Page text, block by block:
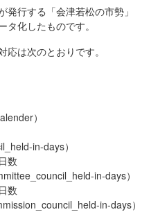
発行する「会津若松の市勢」
化したものです。
は次のとおりです。
）
in-days）
数
in-days）
数
in-days）